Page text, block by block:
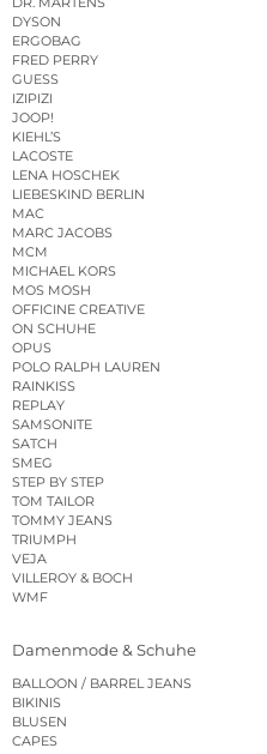
DYSON
ERGOBAG
FRED PERRY
GUESS
IZIPIZI
JOOP!
KIEHL’S
LACOSTE
LENA HOSCHEK
LIEBESKIND BERLIN
MAC
MARC JACOBS
MCM
MICHAEL KORS
MOS MOSH
OFFICINE CREATIVE
ON SCHUHE
OPUS
POLO RALPH LAUREN
RAINKISS
REPLAY
SAMSONITE
SATCH
SMEG
STEP BY STEP
TOM TAILOR
TOMMY JEANS
TRIUMPH
VEJA
VILLEROY & BOCH
WMF
Damenmode & Schuhe
BALLOON / BARREL JEANS
BIKINIS
BLUSEN
CAPES